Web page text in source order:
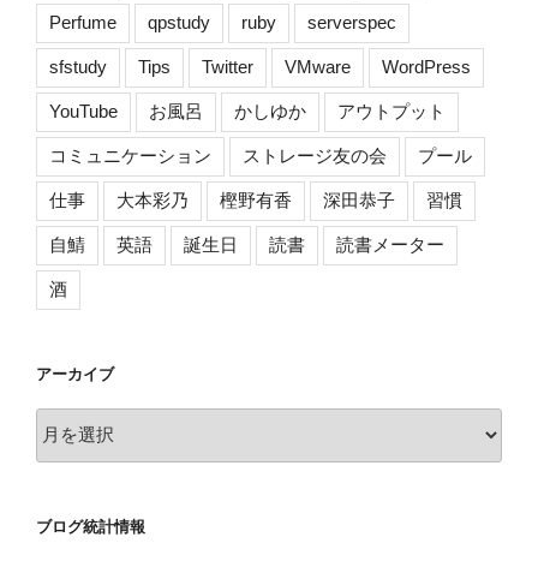
日
の
Perfume qpstudy ruby serverspec
sfstudy Tips Twitter VMware WordPress
YouTube お風呂 かしゆか アウトプット
コミュニケーション ストレージ友の会 プール
仕事 大本彩乃 樫野有香 深田恭子 習慣
自鯖 英語 誕生日 読書 読書メーター
酒
アーカイブ
ア
ー
ブ
ブログ統計情報